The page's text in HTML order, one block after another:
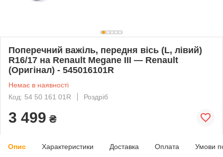
Поперечний важіль, передня вісь (L, лівий)
R16/17 на Renault Megane III — Renault
(Оригінал) - 545016101R
Немає в наявності
Код: 54 50 161 01R
Роздріб
3 499 ₴
Опис Характеристики Доставка Оплата Умови